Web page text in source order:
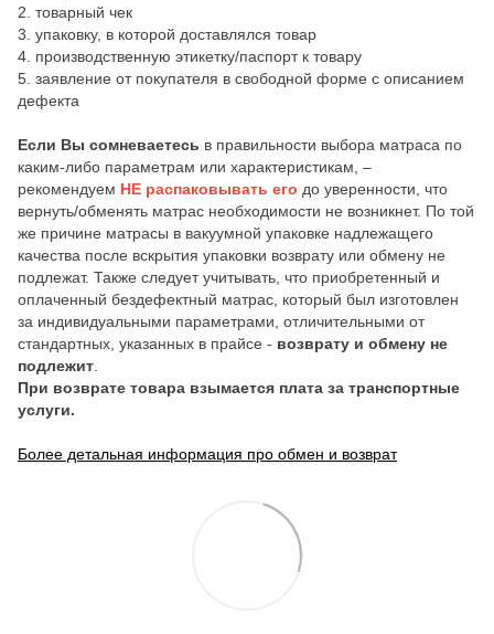
2. товарный чек
3. упаковку, в которой доставлялся товар
4. производственную этикетку/паспорт к товару
5. заявление от покупателя в свободной форме с описанием
дефекта
Если Вы сомневаетесь в правильности выбора матраса по
каким-либо параметрам или характеристикам, –
рекомендуем НЕ распаковывать его до уверенности, что
вернуть/обменять матрас необходимости не возникнет. По той
же причине матрасы в вакуумной упаковке надлежащего
качества после вскрытия упаковки возврату или обмену не
подлежат. Также следует учитывать, что приобретенный и
оплаченный бездефектный матрас, который был изготовлен
за индивидуальными параметрами, отличительными от
стандартных, указанных в прайсе - возврату и обмену не
подлежит
При возврате товара взымается плата за транспортные
услуги.
Более детальная информация про обмен и возврат